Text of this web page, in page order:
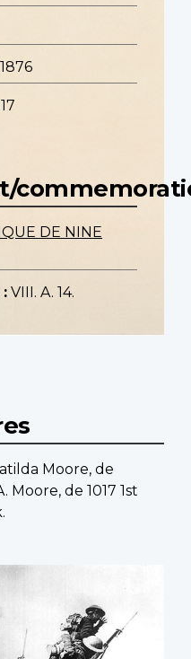
DE NINE
VIII. A. 14.
Moore, de
de 1017 1st